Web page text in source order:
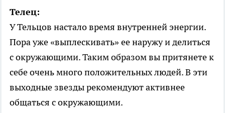
Телец:
У Тельцов настало время внутренней энергии.
Пора уже «выплескивать» ее наружу и делиться
с окружающими. Таким образом вы притянете к
себе очень много положительных людей. В эти
выходные звезды рекомендуют активнее
общаться с окружающими.